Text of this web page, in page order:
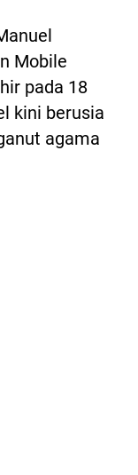
Mobile
pada 18
kini berusia
agama